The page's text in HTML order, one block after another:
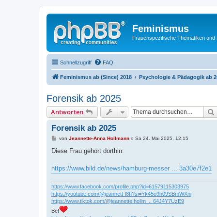
Feminismus
Frauenspezifische Thematiken und
Schnellzugriff FAQ
Feminismus ab (Since) 2018 Psychologie & Pädagogik ab
Forensik ab 2025
Antworten
Forensik ab 2025
B
i
a
g
von Jeannette-Anna Hollmann» Sa 24. Mai 2025, 12:15
Diese Frau gehört dorthin:
https://www.bild.de/news/hamburg-messer ... 3a30e7f2e1
https://www.facebook.com/profile.php?id=61579115303975
https://youtube.com/@jeannett-l8h?si=Yk45o9h09SBmWXnj
https://www.tiktok.com/@jeannette.hollm ... 64J4Y7UzE9
Be!